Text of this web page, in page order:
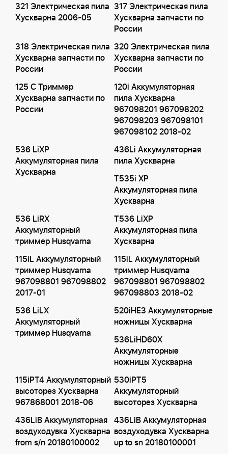
321 Электрическая пила
Хускварна 2006-05
317 Электрическая пила
Хускварна запчасти по
России
318 Электрическая пила
Хускварна запчасти по
России
320 Электрическая пила
Хускварна запчасти по
России
125 C Триммер
Хускварна запчасти по
России
120i Аккумуляторная
пила Хускварна
967098201 967098202
967098203 967098101
967098102 2018-02
536 LiXP
Аккумуляторная пила
Хускварна
436Li Аккумуляторная
пила Хускварна
T535i XP
Аккумуляторная пила
Хускварна
536 LiRX
Аккумуляторный
триммер Husqvarna
T536 LiXP
Аккумуляторная пила
Хускварна
115iL Аккумуляторный
триммер Husqvarna
967098801 967098802
2017-01
115iL Аккумуляторный
триммер Husqvarna
967098801 967098802
967098803 2018-02
536 LiLX
Аккумуляторный
триммер Husqvarna
520iHE3 Аккумуляторные
ножницы Хускварна
536LiHD60X
Аккумуляторные
ножницы Хускварна
115iPT4 Аккумуляторный
высоторез Хускварна
967868001 2018-06
530iPT5
Аккумуляторный
высоторез Хускварна
436LiB Аккумуляторная
воздуходувка Хускварна
from s/n 20180100002
436LiB Аккумуляторная
воздуходувка Хускварна
up to sn 20180100001